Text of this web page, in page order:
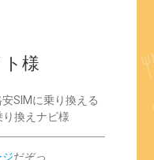
様
SIMに乗り換える
換えナビ様
だぞっ